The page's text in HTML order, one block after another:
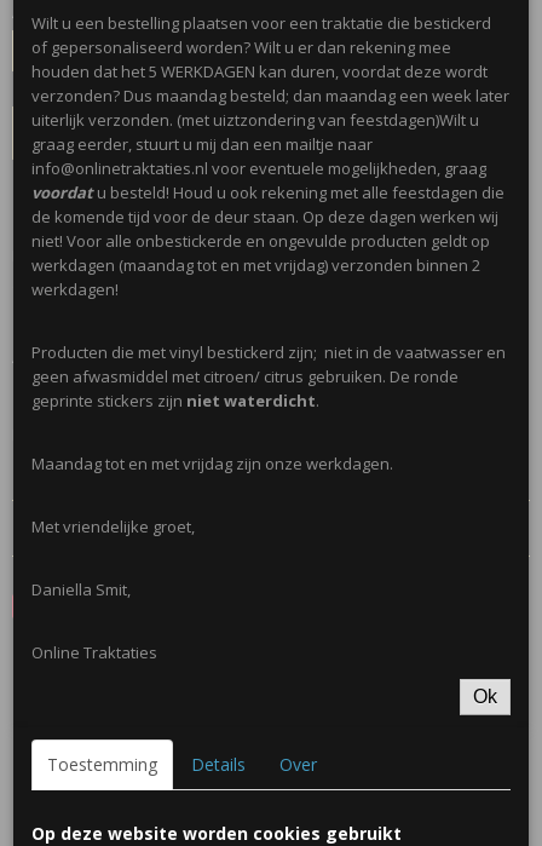
Aantal
IN WINKELWAGEN
Omschrijving
Leuke dierenpuzzeltjes. In verschillende uitvoeringen, worden gemixt
geleverd.
Afmetingen: 6,5 x 6 cm
Reacties
Wilt u een bestelling plaatsen voor een traktatie die bestickerd
of gepersonaliseerd worden? Wilt u er dan rekening mee
houden dat het 5 WERKDAGEN kan duren, voordat deze wordt
verzonden? Dus maandag besteld; dan maandag een week later
uiterlijk verzonden. (met uiztzondering van feestdagen)Wilt u
graag eerder, stuurt u mij dan een mailtje naar
info@onlinetraktaties.nl voor eventuele mogelijkheden, graag
voordatu besteld! Houd u ook rekening met alle feestdagen die
de komende tijd voor de deur staan. Op deze dagen werken wij
niet! Voor alle onbestickerde en ongevulde producten geldt op
werkdagen (maandag tot en met vrijdag) verzonden binnen 2
werkdagen!
Producten die met vinyl bestickerd zijn; niet in de vaatwasser en
geen afwasmiddel met citroen/ citrus gebruiken. De ronde
geprinte stickers zijn niet waterdicht.
Maandag tot en met vrijdag zijn onze werkdagen.
Met vriendelijke groet,
Daniella Smit,
Online Traktaties
Ok
Toestemming Details Over
Op deze website worden cookies gebruikt